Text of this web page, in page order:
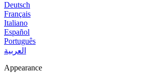
Deutsch
Français
Italiano
Español
Português
العربية
Appearance